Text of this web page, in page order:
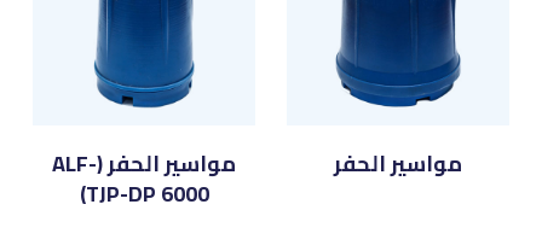
مواسير الحفر مواسير الحفر (ALF-
TJP-DP 6000)